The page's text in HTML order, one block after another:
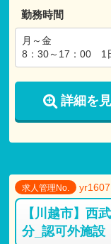
勤務時間
月～金
8：30～17：00 1
詳細を
求人管理No.
【川越市】西
分_認可外施設